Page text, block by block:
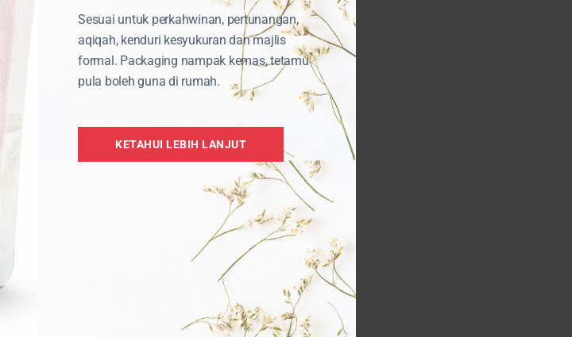
Sesuai untuk perkahwinan, pertunangan,
aqiqah, kenduri kesyukuran dan majlis
formal. Packaging nampak kemas, tetamu
pula boleh guna di rumah.
KETAHUI LEBIH LANJUT